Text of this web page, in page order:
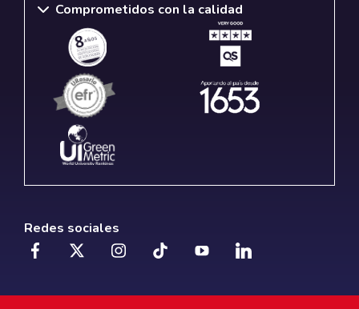
Comprometidos con la calidad
Redes sociales